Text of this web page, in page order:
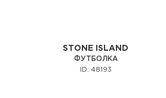
STONE ISLAND
ФУТБОЛКА
ID: 48193